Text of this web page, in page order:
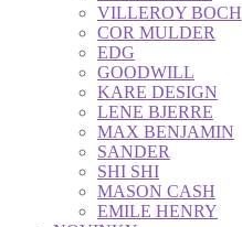
VILLEROY BOCH
COR MULDER
EDG
GOODWILL
KARE DESIGN
LENE BJERRE
MAX BENJAMIN
SANDER
SHI SHI
MASON CASH
EMILE HENRY